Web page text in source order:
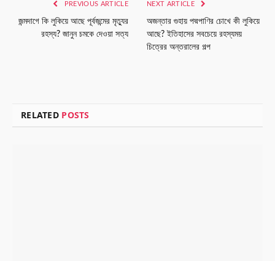
PREVIOUS ARTICLE
জন্মদাগে কি লুকিয়ে আছে পূর্বজন্মের মৃত্যুর
রহস্য? জানুন চমকে দেওয়া সত্য
NEXT ARTICLE
অজন্তার গুহায় পদ্মপাণির চোখে কী লুকিয়ে
আছে? ইতিহাসের সবচেয়ে রহস্যময়
চিত্রের অন্তরালের গল্প
RELATED POSTS